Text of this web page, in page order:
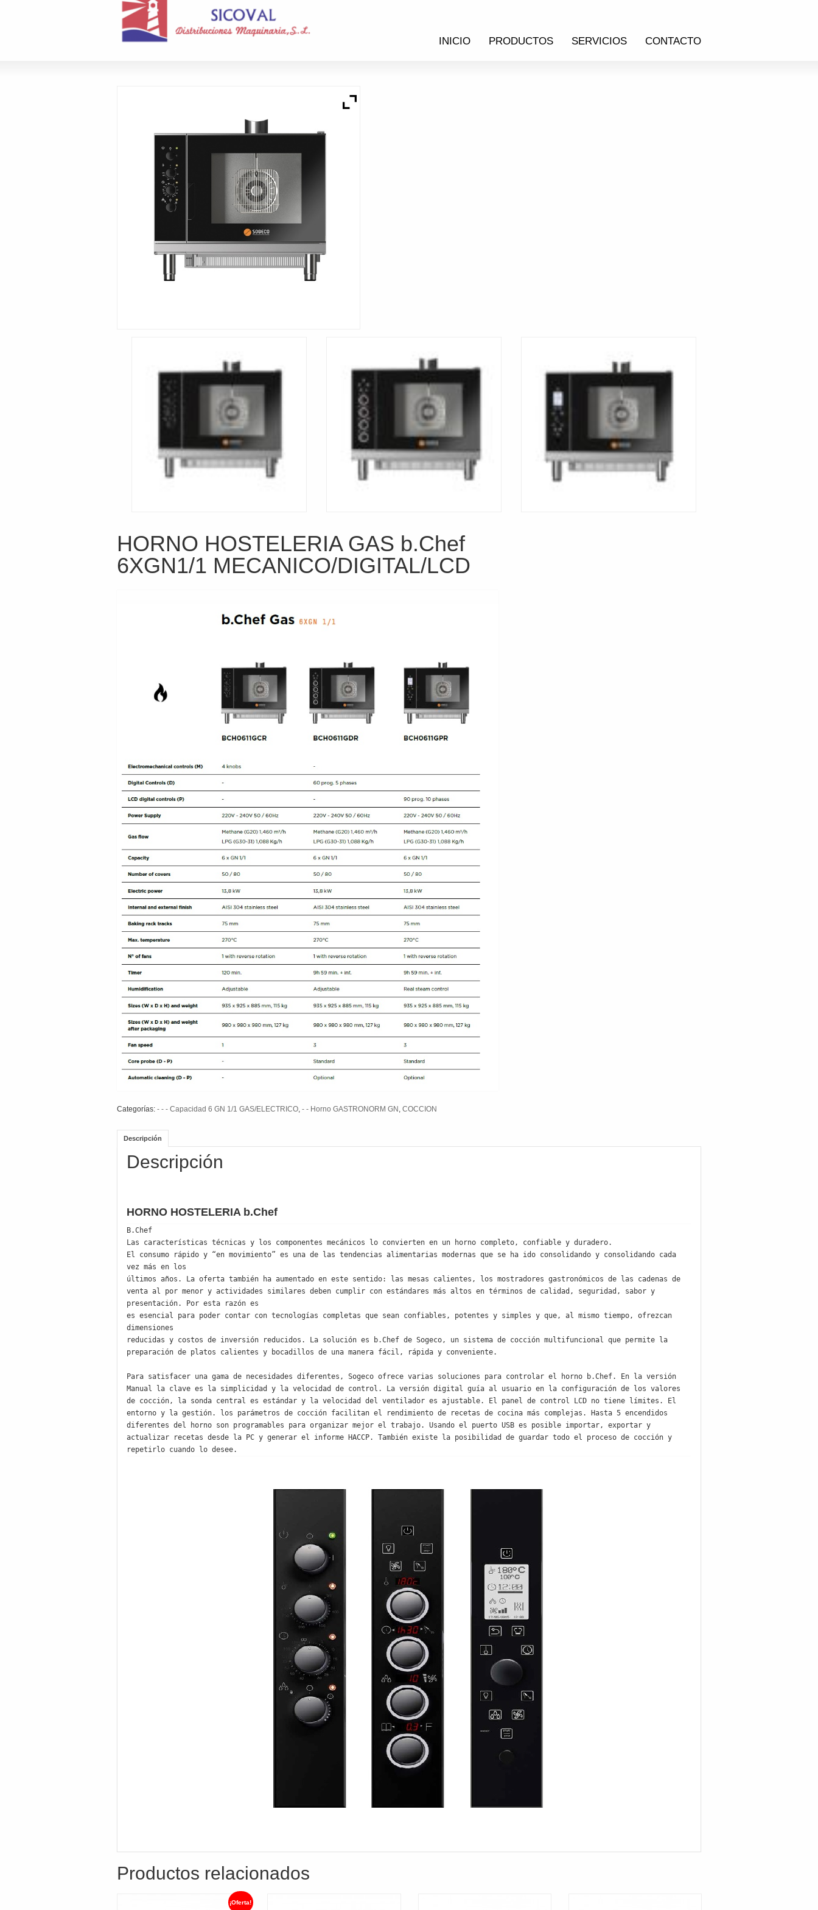
INICIO PRODUCTOS SERVICIOS CONTACTO
HORNO HOSTELERIA GAS b.Chef
6XGN1/1 MECANICO/DIGITAL/LCD
Categorías: - - - Capacidad 6 GN 1/1 GAS/ELECTRICO, - - Horno GASTRONORM GN , COCCION
Descripción
Descripción
HORNO HOSTELERIA b.Chef
B.Chef
Las características técnicas y los componentes mecánicos lo convierten en un horno completo, confiable y duradero.
El consumo rápido y “en movimiento” es una de las tendencias alimentarias modernas que se ha ido consolidando y consolidando cada
vez más en los
últimos años. La oferta también ha aumentado en este sentido: las mesas calientes, los mostradores gastronómicos de las cadenas de
venta al por menor y actividades similares deben cumplir con estándares más altos en términos de calidad, seguridad, sabor y
presentación. Por esta razón es
es esencial para poder contar con tecnologías completas que sean confiables, potentes y simples y que, al mismo tiempo, ofrezcan
dimensiones
reducidas y costos de inversión reducidos. La solución es b.Chef de Sogeco, un sistema de cocción multifuncional que permite la
preparación de platos calientes y bocadillos de una manera fácil, rápida y conveniente.
Para satisfacer una gama de necesidades diferentes, Sogeco ofrece varias soluciones para controlar el horno b.Chef. En la versión
Manual la clave es la simplicidad y la velocidad de control. La versión digital guía al usuario en la configuración de los valores
de cocción, la sonda central es estándar y la velocidad del ventilador es ajustable. El panel de control LCD no tiene límites. El
entorno y la gestión. los parámetros de cocción facilitan el rendimiento de recetas de cocina más complejas. Hasta 5 encendidos
diferentes del horno son programables para organizar mejor el trabajo. Usando el puerto USB es posible importar, exportar y
actualizar recetas desde la PC y generar el informe HACCP. También existe la posibilidad de guardar todo el proceso de cocción y
repetirlo cuando lo desee.
Productos relacionados
¡Oferta!